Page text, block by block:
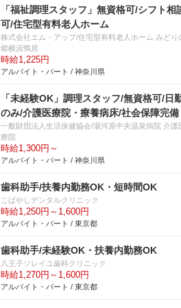
「福祉調理スタッフ」無資格可/シフト相
可/住宅型有料老人ホーム
株式会社エム・アップ/住宅型有料老人ホーム みどり
郷横浜鴨居
時給1,225円
アルバイト・パート / 神奈川県
「未経験OK」調理スタッフ/無資格可/日
のみ/介護医療院・療養病床/社会保障完備
一般財団法人生活保健協会/湯河原中央温泉病院 介護
療院
時給1,300円～
アルバイト・パート / 神奈川県
歯科助手/扶養内勤務OK・短時間OK
こばやしデンタルクリニック
時給1,250円～1,600円
アルバイト・パート / 東京都
歯科助手/未経験OK・扶養内勤務OK
八王子ソレイユ歯科クリニック
時給1,270円～1,600円
アルバイト・パート / 東京都